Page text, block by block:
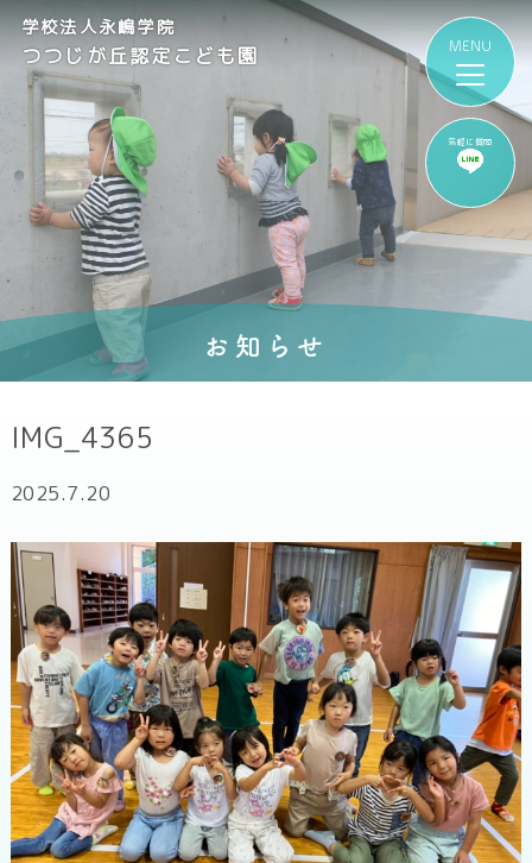
気軽に質問
学校法人永嶋学院
つつじが丘認定こども園
お知らせ
IMG_4365
2025.7.20